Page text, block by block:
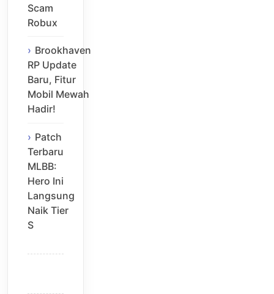
Scam
Robux
Brookhaven
RP Update
Baru, Fitur
Mobil Mewah
Hadir!
Patch
Terbaru
MLBB:
Hero Ini
Langsung
Naik Tier
S